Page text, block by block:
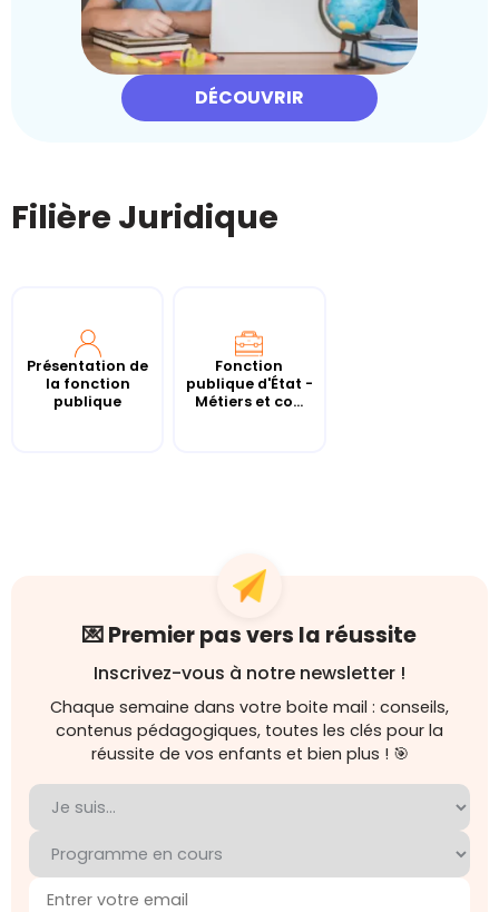
DÉCOUVRIR
Filière Juridique
Présentation de
la fonction
publique
Fonction
publique d'État -
Métiers et co...
💌 Premier pas vers la réussite
Inscrivez-vous à notre newsletter !
Chaque semaine dans votre boite mail : conseils,
contenus pédagogiques, toutes les clés pour la
réussite de vos enfants et bien plus ! 🎯